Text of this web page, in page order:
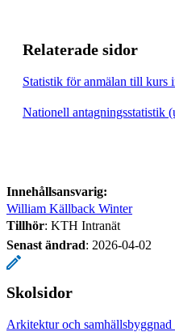
Relaterade sidor
Statistik för anmälan till kurs
Nationell antagningsstatistik
Innehållsansvarig:
William Källback Winter
Tillhör: KTH Intranät
Senast ändrad: 2026-04-02
Skolsidor
Arkitektur och